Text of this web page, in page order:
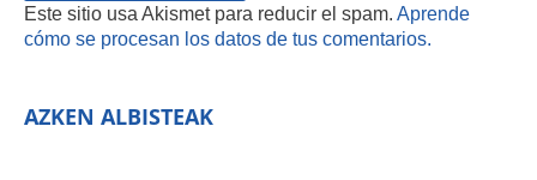
Este sitio usa Akismet para reducir el spam. Aprende
cómo se procesan los datos de tus comentarios.
AZKEN ALBISTEAK